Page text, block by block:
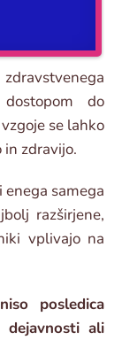
do
se lahko
zdravijo.
samega
razširjene,
vplivajo na
posledica
dejavnosti ali